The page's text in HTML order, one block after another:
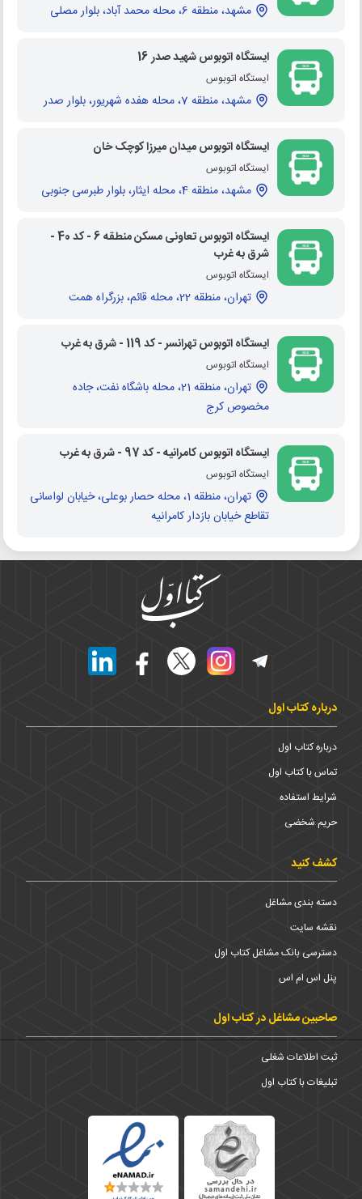
مشهد، منطقه 6، محله محمد آباد، بلوار مصلی
ایستگاه اتوبوس شهید صدر 16
ایستگاه اتوبوس
مشهد، منطقه 7، محله هفده شهریور، بلوار صدر
ایستگاه اتوبوس میدان میرزا کوچک خان
ایستگاه اتوبوس
مشهد، منطقه 4، محله ایثار، بلوار طبرسی جنوبی
ایستگاه اتوبوس تعاونی مسکن منطقه 6 - کد 40 -
شرق به غرب
ایستگاه اتوبوس
تهران، منطقه 22، محله قائم، بزرگراه همت
ایستگاه اتوبوس تهرانسر - کد 119 - شرق به غرب
ایستگاه اتوبوس
تهران، منطقه 21، محله باشگاه نفت، جاده
مخصوص کرج
ایستگاه اتوبوس کامرانیه - کد 97 - شرق به غرب
ایستگاه اتوبوس
تهران، منطقه 1، محله حصار بوعلی، خیابان لواسانی
تقاطع خیابان بازدار کامرانیه
درباره کتاب اول
درباره کتاب اول
تماس با کتاب اول
شرایط استفاده
حریم شخضی
کشف کنید
دسته بندی مشاغل
نقشه سایت
دسترسی بانک مشاغل کتاب اول
پنل اس ام اس
صاحبین مشاغل در کتاب اول
ثبت اطلاعات شغلی
تبلیغات با کتاب اول